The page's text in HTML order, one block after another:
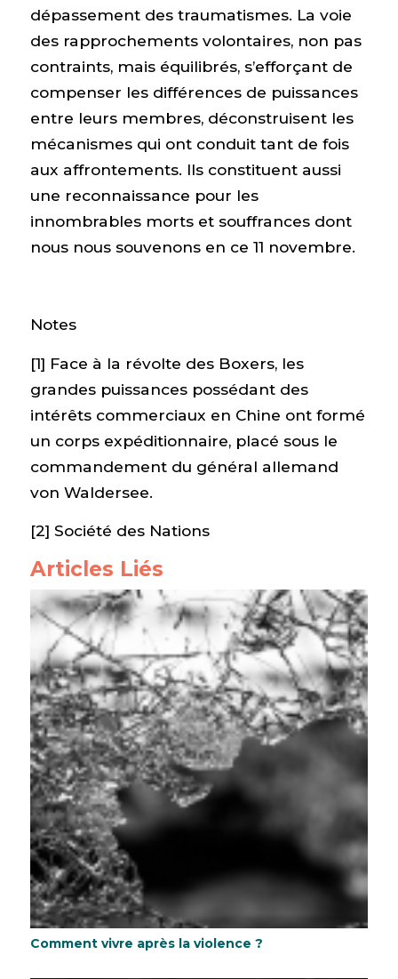
dépassement des traumatismes. La voie
des rapprochements volontaires, non pas
contraints, mais équilibrés, s’efforçant de
compenser les différences de puissances
entre leurs membres, déconstruisent les
mécanismes qui ont conduit tant de fois
aux affrontements. Ils constituent aussi
une reconnaissance pour les
innombrables morts et souffrances dont
nous nous souvenons en ce 11 novembre.
Notes
[1] Face à la révolte des Boxers, les
grandes puissances possédant des
intérêts commerciaux en Chine ont formé
un corps expéditionnaire, placé sous le
commandement du général allemand
von Waldersee.
[2] Société des Nations
Articles Liés
Comment vivre après la violence ?